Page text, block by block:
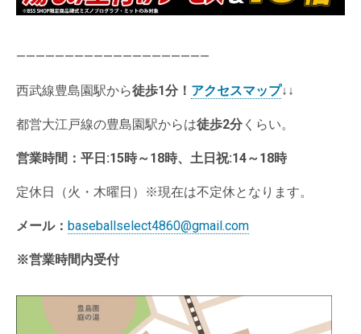
————————————————————
西武線豊島園駅から徒歩1分 ！ アクセスマップ↓↓
都営大江戸線の豊島園駅からは徒歩2分 くらい。
営業時間： 平日:15時～18時、土日祝:14～18時
定休日（火・木曜日）※現在は不定休となります。
メール： baseballselect4860@gmail.com
※営業時間内受付